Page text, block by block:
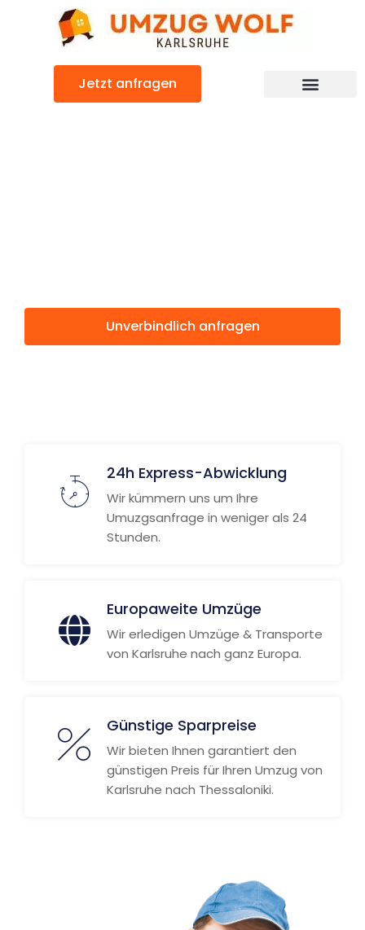
Jetzt anfragen
Unverbindlich anfragen
24h Express-Abwicklung
Wir kümmern uns um Ihre
Umuzgsanfrage in weniger als 24
Stunden.
Europaweite Umzüge
Wir erledigen Umzüge & Transporte
von Karlsruhe nach ganz Europa.
Günstige Sparpreise
Wir bieten Ihnen garantiert den
günstigen Preis für Ihren Umzug von
Karlsruhe nach Thessaloniki.